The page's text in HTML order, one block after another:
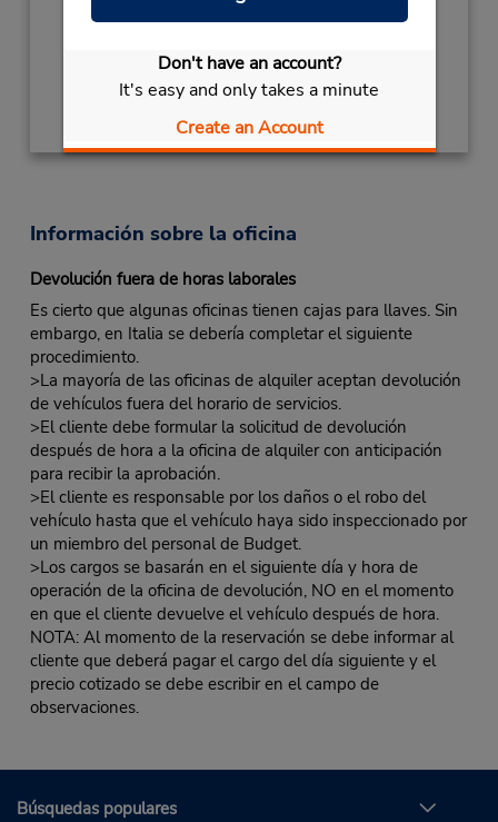
Don't have an account?
It's easy and only takes a minute
Create an Account
Ubicación para depositar llaves
Obtener direcciones
Información sobre la oficina
Devolución fuera de horas laborales
Es cierto que algunas oficinas tienen cajas para llaves. Sin
embargo, en Italia se debería completar el siguiente
procedimiento.
>La mayoría de las oficinas de alquiler aceptan devolución
de vehículos fuera del horario de servicios.
>El cliente debe formular la solicitud de devolución
después de hora a la oficina de alquiler con anticipación
para recibir la aprobación.
>El cliente es responsable por los daños o el robo del
vehículo hasta que el vehículo haya sido inspeccionado por
un miembro del personal de Budget.
>Los cargos se basarán en el siguiente día y hora de
operación de la oficina de devolución, NO en el momento
en que el cliente devuelve el vehículo después de hora.
NOTA: Al momento de la reservación se debe informar al
cliente que deberá pagar el cargo del día siguiente y el
precio cotizado se debe escribir en el campo de
observaciones.
Búsquedas populares